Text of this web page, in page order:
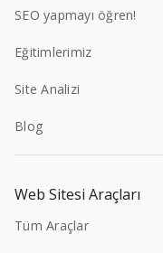
SEO yapmayı öğren!
Eğitimlerimiz
Site Analizi
Blog
Web Sitesi Araçları
Tüm Araçlar